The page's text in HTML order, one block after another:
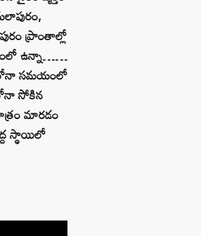
ప్రాంతాల్లో
ఉన్నా……
కరోనా సమయంలో
సోకిన
మారడం
స్థాయిలో